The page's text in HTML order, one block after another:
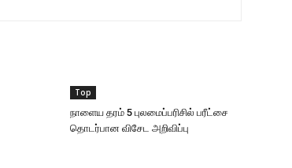
Top
நாளைய தரம் 5 புலமைப்பரிசில் பரீட்சை
தொடர்பான விசேட அறிவிப்பு